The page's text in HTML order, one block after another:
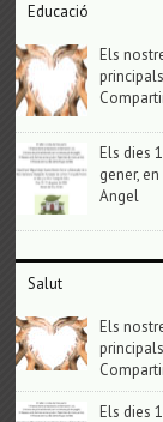
Educació
Els
Els dies
gener,
Angel
Salut
Els
Els dies